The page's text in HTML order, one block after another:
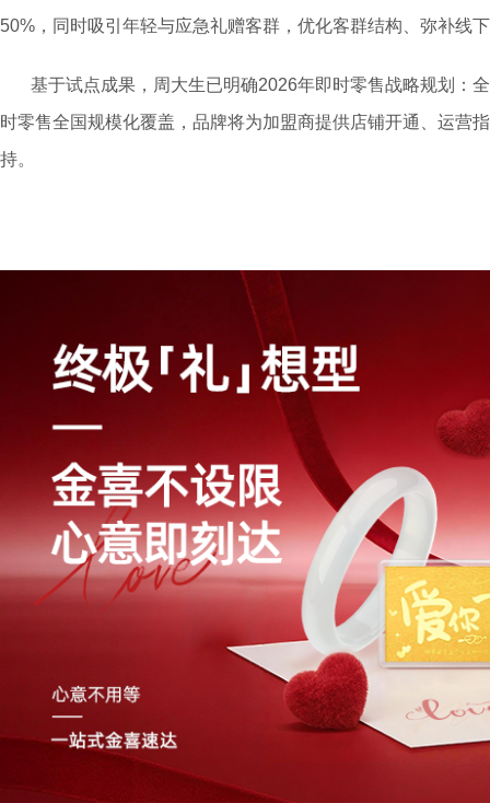
50%，同时吸引年轻与应急礼赠客群，优化客群结构、弥补线
基于试点成果，周大生已明确2026年即时零售战略规划：
时零售全国规模化覆盖，品牌将为加盟商提供店铺开通、运营
持。